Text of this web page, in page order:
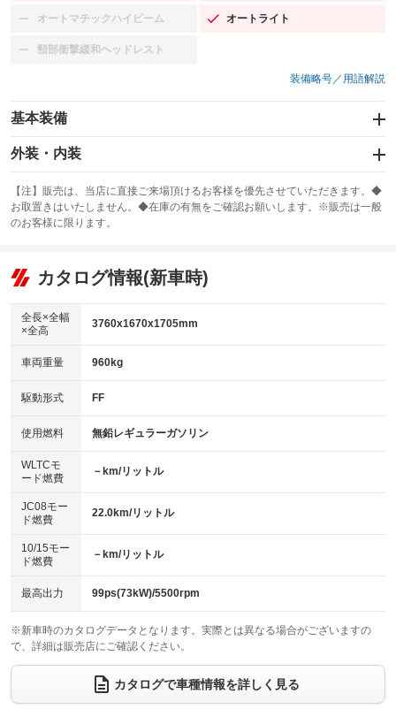
オートマチックハイビーム
：装備なし オートライト
：装備あり
頸部衝撃緩和ヘッドレスト
：装備なし
装備略号／用語解説
基本装備
エアバッグ：運転席/助手席
：装備あり
：装備なし
サンルーフ
：装備なし ABS
リフトアップ
：装備なし
：装備なし
パワーウィンドウ
アイドリングストップ
：装備あり
USB入力端子
：装備なし
100V電源
：装備なし
センターデフロック
：装備なし
電動格納ミラー
：装備あり
外装・内装
カーナビ
：装備なし
TV
：装備なし
ビジュアル
：装備なし
：装備なし
革シート
キーレス
HID(キセノンライト)
：装備なし
バックカメラ
：装備なし
エアロ
：装備なし
：装備なし
パワーシート
ベンチシート
：装備なし
チップアップシート
：装備なし
：装備なし ：装備なし
ウォークスルー
：装備なし
電動リアゲート フロントカメラ
：装備なし
【注】販売は、当店に直接ご来場頂けるお客様を優先させていただきます。◆
お取置きはいたしません。◆在庫の有無をご確認お願いします。※販売は一般
のお客様に限ります。
カタログ情報(新車時)
全長×全幅
×全高
3760x1670x1705mm
車両重量 960kg
駆動形式 FF
使用燃料 無鉛レギュラーガソリン
WLTCモ
ード燃費
－km/リットル
JC08モー
ド燃費
22.0km/リットル
10/15モー
ド燃費
－km/リットル
最高出力 99ps(73kW)/5500rpm
※新車時のカタログデータとなります。実際とは異なる場合がございますの
で、詳細は販売店にご確認ください。
カタログで車種情報を詳しく見る